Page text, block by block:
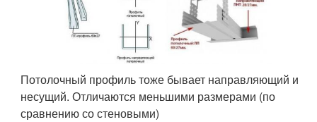
Потолочный профиль тоже бывает направляющий и
несущий. Отличаются меньшими размерами (по
сравнению со стеновыми)